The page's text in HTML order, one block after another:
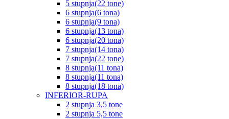
5 stupnja(22 tone)
6 stupnja(6 tona)
6 stupnja(9 tona)
6 stupnja(13 tona)
6 stupnja(20 tona)
7 stupnja(14 tona)
7 stupnja(22 tone)
8 stupnja(11 tona)
8 stupnja(11 tona)
8 stupnja(18 tona)
INFERIOR-RUPA
2 stupnja 3,5 tone
2 stupnja 5,5 tone